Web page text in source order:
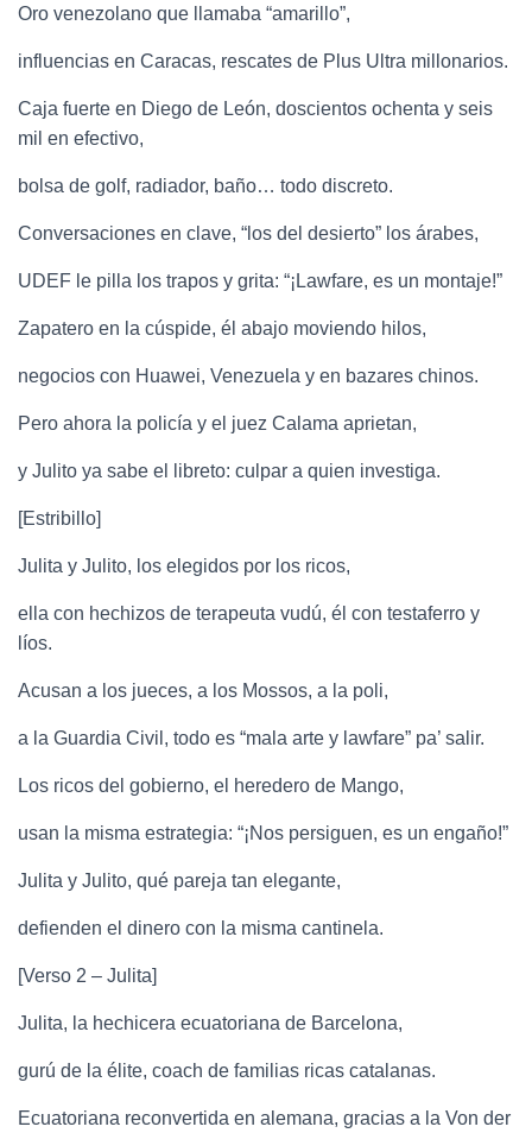
Oro venezolano que llamaba “amarillo”,
influencias en Caracas, rescates de Plus Ultra millonarios.
Caja fuerte en Diego de León, doscientos ochenta y seis
mil en efectivo,
bolsa de golf, radiador, baño… todo discreto.
Conversaciones en clave, “los del desierto” los árabes,
UDEF le pilla los trapos y grita: “¡Lawfare, es un montaje!”
Zapatero en la cúspide, él abajo moviendo hilos,
negocios con Huawei, Venezuela y en bazares chinos.
Pero ahora la policía y el juez Calama aprietan,
y Julito ya sabe el libreto: culpar a quien investiga.
[Estribillo]
Julita y Julito, los elegidos por los ricos,
ella con hechizos de terapeuta vudú, él con testaferro y
líos.
Acusan a los jueces, a los Mossos, a la poli,
a la Guardia Civil, todo es “mala arte y lawfare” pa’ salir.
Los ricos del gobierno, el heredero de Mango,
usan la misma estrategia: “¡Nos persiguen, es un engaño!”
Julita y Julito, qué pareja tan elegante,
defienden el dinero con la misma cantinela.
[Verso 2 – Julita]
Julita, la hechicera ecuatoriana de Barcelona,
gurú de la élite, coach de familias ricas catalanas.
Ecuatoriana reconvertida en alemana, gracias a la Von der